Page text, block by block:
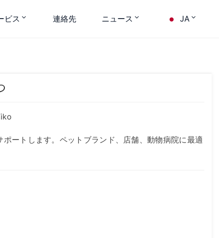
ビス 連絡先 ニュース JA
ートします。ペットブランド、店舗、動物病院に最適